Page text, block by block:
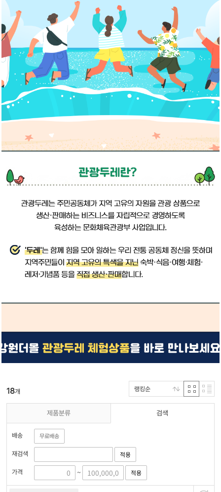
제품분류 검색
배송 무료배송
재검색 적용
가격 ~ 적용
18개 랭킹순